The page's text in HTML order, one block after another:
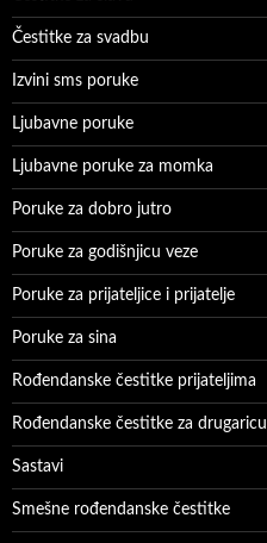
Čestitke za svadbu
Izvini sms poruke
Ljubavne poruke
Ljubavne poruke za momka
Poruke za dobro jutro
Poruke za godišnjicu veze
Poruke za prijateljice i prijatelje
Poruke za sina
Rođendanske čestitke prijateljima
Rođendanske čestitke za drugaricu
Sastavi
Smešne rođendanske čestitke